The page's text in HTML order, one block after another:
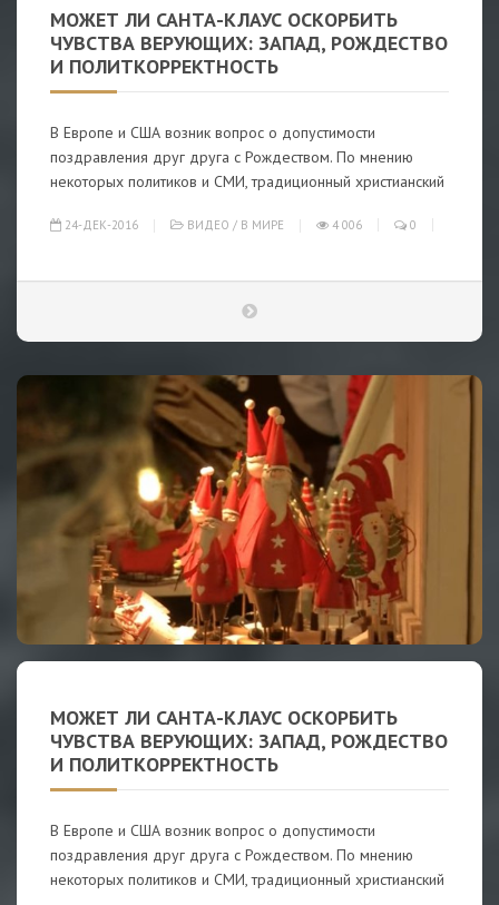
МОЖЕТ ЛИ САНТА-КЛАУС ОСКОРБИТЬ
ЧУВСТВА ВЕРУЮЩИХ: ЗАПАД, РОЖДЕСТВО
И ПОЛИТКОРРЕКТНОСТЬ
В Европе и США возник вопрос о допустимости
поздравления друг друга с Рождеством. По мнению
некоторых политиков и СМИ, традиционный христианский
24-ДЕК-2016 ВИДЕО / В МИРЕ 4 006 0
МОЖЕТ ЛИ САНТА-КЛАУС ОСКОРБИТЬ
ЧУВСТВА ВЕРУЮЩИХ: ЗАПАД, РОЖДЕСТВО
И ПОЛИТКОРРЕКТНОСТЬ
В Европе и США возник вопрос о допустимости
поздравления друг друга с Рождеством. По мнению
некоторых политиков и СМИ, традиционный христианский